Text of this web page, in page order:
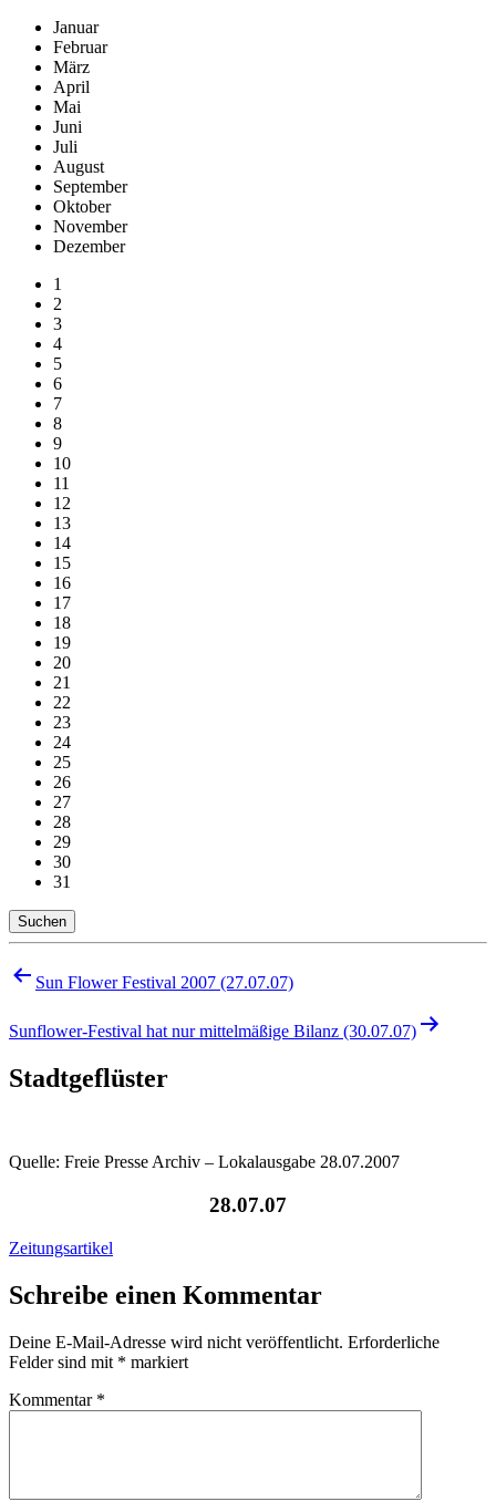
Januar
Februar
März
April
Mai
Juni
Juli
August
September
Oktober
November
Dezember
1
2
3
4
5
6
7
8
9
10
11
12
13
14
15
16
17
18
19
20
21
22
23
24
25
26
27
28
29
30
31
Suchen
Beitragsnavigation
Sun Flower Festival 2007 (27.07.07)
Sunflower-Festival hat nur mittelmäßige Bilanz (30.07.07)
Stadtgeflüster
Quelle: Freie Presse Archiv – Lokalausgabe 28.07.2007
28.07.07
Zeitungsartikel
Schreibe einen Kommentar
Deine E-Mail-Adresse wird nicht veröffentlicht. Erforderliche
Felder sind mit * markiert
Kommentar *